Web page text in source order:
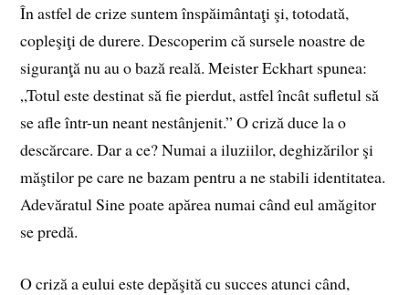
În astfel de crize suntem înspăimântaţi şi, totodată,
copleşiţi de durere. Descoperim că sursele noastre de
siguranţă nu au o bază reală. Meister Eckhart spunea:
„Totul este destinat să fie pierdut, astfel încât sufletul să
se afle într-un neant nestânjenit.” O criză duce la o
descărcare. Dar a ce? Numai a iluziilor, deghizărilor şi
măştilor pe care ne bazam pentru a ne stabili identitatea.
Adevăratul Sine poate apărea numai când eul amăgitor
se predă.
O criză a eului este depăşită cu succes atunci când,